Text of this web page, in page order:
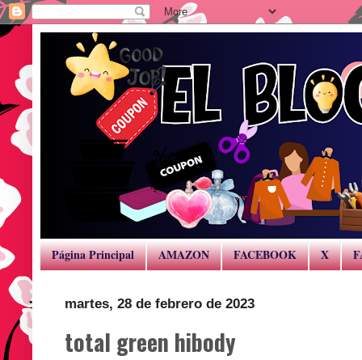
Página Principal AMAZON FACEBOOK X
martes, 28 de febrero de 2023
total green hibody